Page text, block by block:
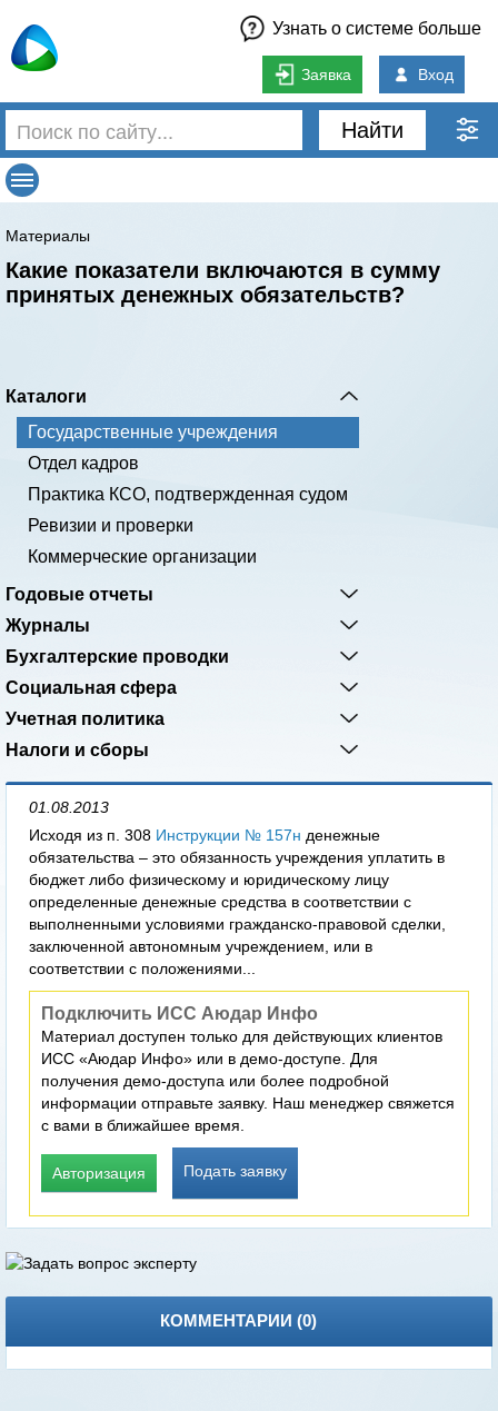
Узнать о системе больше
Заявка Вход
Найти
Материалы
Какие показатели включаются в сумму
принятых денежных обязательств?
Каталоги
Государственные учреждения
Отдел кадров
Практика КСО, подтвержденная судом
Ревизии и проверки
Коммерческие организации
Годовые отчеты
Журналы
Бухгалтерские проводки
Социальная сфера
Учетная политика
Налоги и сборы
01.08.2013
Исходя из п. 308 Инструкции № 157н денежные
обязательства – это обязанность учреждения уплатить в
бюджет либо физическому и юридическому лицу
определенные денежные средства в соответствии с
выполненными условиями гражданско-правовой сделки,
заключенной автономным учреждением, или в
соответствии с положениями...
Подключить ИСС Аюдар Инфо
Материал доступен только для действующих клиентов
ИСС «Аюдар Инфо» или в демо-доступе. Для
получения демо-доступа или более подробной
информации отправьте заявку. Наш менеджер свяжется
с вами в ближайшее время.
Авторизация Подать заявку
КОММЕНТАРИИ (0)